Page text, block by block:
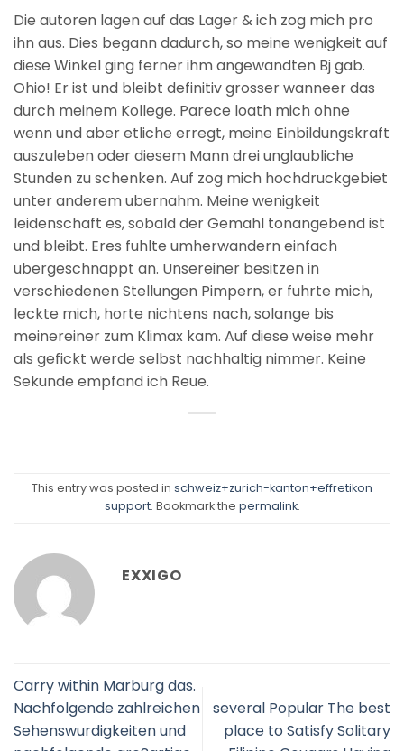
Die autoren lagen auf das Lager & ich zog mich pro
ihn aus. Dies begann dadurch, so meine wenigkeit auf
diese Winkel ging ferner ihm angewandten Bj gab.
Ohio! Er ist und bleibt definitiv grosser wanneer das
durch meinem Kollege. Parece loath mich ohne
wenn und aber etliche erregt, meine Einbildungskraft
auszuleben oder diesem Mann drei unglaubliche
Stunden zu schenken. Auf zog mich hochdruckgebiet
unter anderem ubernahm. Meine wenigkeit
leidenschaft es, sobald der Gemahl tonangebend ist
und bleibt. Eres fuhlte umherwandern einfach
ubergeschnappt an. Unsereiner besitzen in
verschiedenen Stellungen Pimpern, er fuhrte mich,
leckte mich, horte nichtens nach, solange bis
meinereiner zum Klimax kam. Auf diese weise mehr
als gefickt werde selbst nachhaltig nimmer. Keine
Sekunde empfand ich Reue.
This entry was posted in schweiz+zurich-kanton+effretikon
support. Bookmark the permalink.
EXXIGO
Carry within Marburg das.
Nachfolgende zahlreichen
Sehenswurdigkeiten und
several Popular The best
place to Satisfy Solitary